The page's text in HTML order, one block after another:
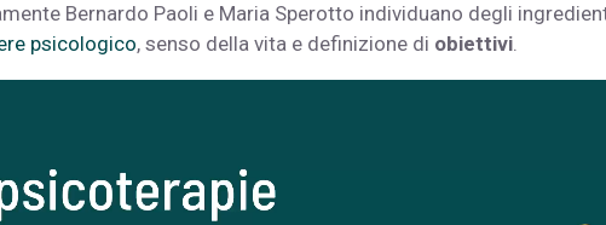
Bernardo Paoli e Maria Sperotto individuano degli
psicologico, senso della vita e definizione di obiettivi.